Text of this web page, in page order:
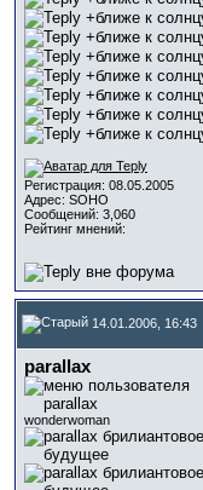
Регистрация: 08.05.2005
Адрес: SOHO
Сообщений: 3,060
Рейтинг мнений:
14.01.2006, 16:43
parallax
wonderwoman